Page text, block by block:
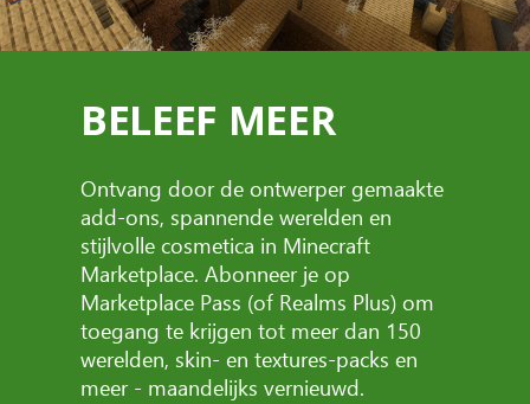
BELEEF MEER
Ontvang door de ontwerper gemaakte
add-ons, spannende werelden en
stijlvolle cosmetica in Minecraft
Marketplace. Abonneer je op
Marketplace Pass (of Realms Plus) om
toegang te krijgen tot meer dan 150
werelden, skin- en textures-packs en
meer - maandelijks vernieuwd.